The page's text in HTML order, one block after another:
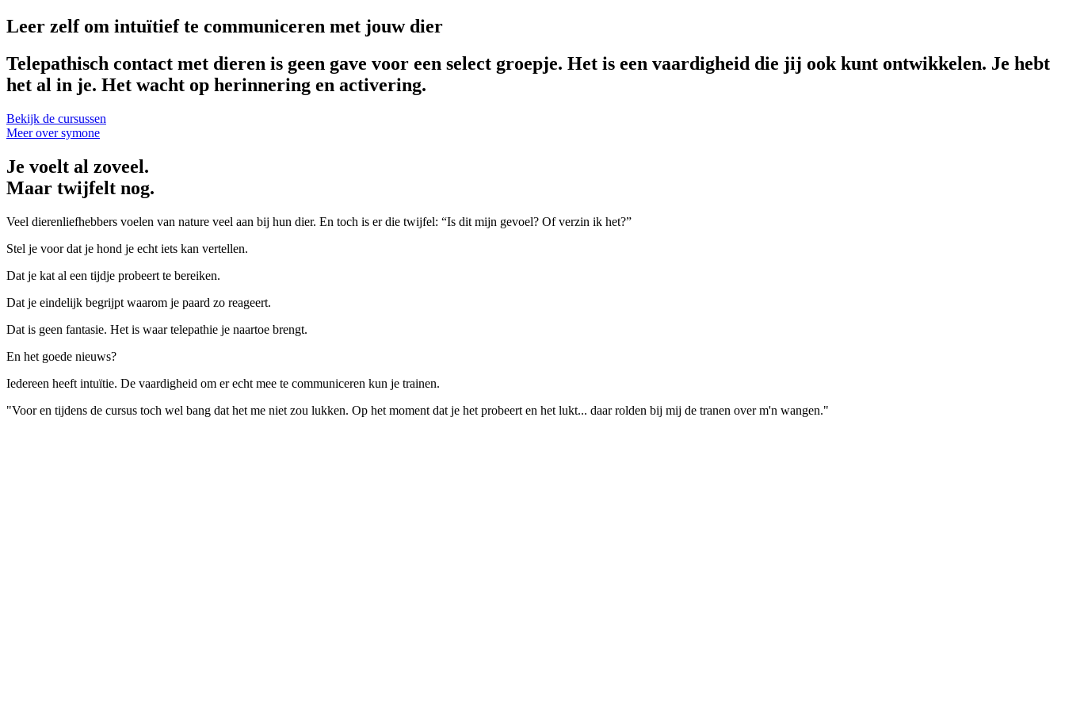
Leer zelf om intuïtief te communiceren met jouw dier
Telepathisch contact met dieren is geen gave voor een select groepje. Het is een vaardigheid die jij ook kunt ontwikkelen. Je hebt
het al in je. Het wacht op herinnering en activering.
Bekijk de cursussen
Meer over symone
Je voelt al zoveel.
Maar twijfelt nog.
Veel dierenliefhebbers voelen van nature veel aan bij hun dier. En toch is er die twijfel: “Is dit mijn gevoel? Of verzin ik het?”
Stel je voor dat je hond je echt iets kan vertellen.
Dat je kat al een tijdje probeert te bereiken.
Dat je eindelijk begrijpt waarom je paard zo reageert.
Dat is geen fantasie. Het is waar telepathie je naartoe brengt.
En het goede nieuws?
Iedereen heeft intuïtie. De vaardigheid om er echt mee te communiceren kun je trainen.
"Voor en tijdens de cursus toch wel bang dat het me niet zou lukken. Op het moment dat je het probeert en het lukt... daar rolden bij mij de tranen over m'n wangen."